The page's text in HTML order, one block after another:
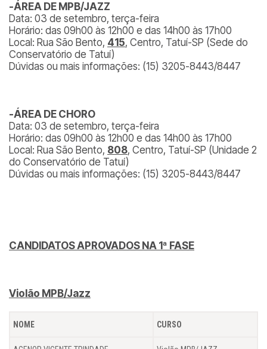
-ÁREA DE MPB/JAZZ
Data: 03 de setembro, terça-feira
Horário: das 09h00 às 12h00 e das 14h00 às 17h00
Local: Rua São Bento, 415, Centro, Tatuí-SP (Sede do
Conservatório de Tatuí)
Dúvidas ou mais informações: (15) 3205-8443/8447
-ÁREA DE CHORO
Data: 03 de setembro, terça-feira
Horário: das 09h00 às 12h00 e das 14h00 às 17h00
Local: Rua São Bento, 808, Centro, Tatuí-SP (Unidade 2
do Conservatório de Tatuí)
Dúvidas ou mais informações: (15) 3205-8443/8447
CANDIDATOS APROVADOS NA 1ª FASE
Violão MPB/Jazz
NOME CURSO